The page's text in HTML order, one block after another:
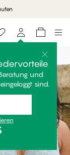
– Find